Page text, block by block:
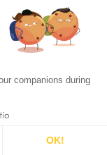
precisão.
companions during
OK!